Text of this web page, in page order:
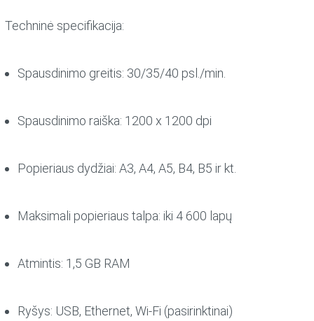
Techninė specifikacija:
Spausdinimo greitis: 30/35/40 psl./min.
Spausdinimo raiška: 1200 x 1200 dpi
Popieriaus dydžiai: A3, A4, A5, B4, B5 ir kt.
Maksimali popieriaus talpa: iki 4 600 lapų
Atmintis: 1,5 GB RAM
Ryšys: USB, Ethernet, Wi-Fi (pasirinktinai)